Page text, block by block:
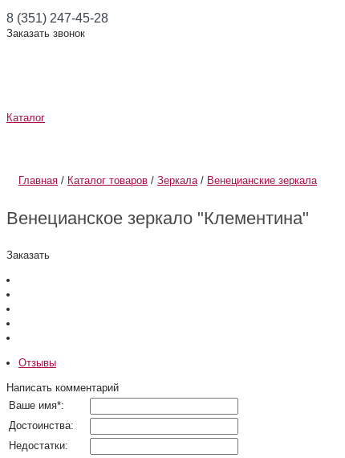
8 (351) 247-45-28
Заказать звонок
Каталог
Главная / Каталог товаров / Зеркала/ Венецианские зеркала
Венецианское зеркало "Клементина"
Заказать
Отзывы
Написать комментарий
Ваше имя*:
Достоинства:
Недостатки: